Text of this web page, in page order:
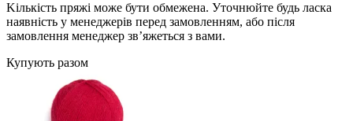
Kількість пряжі може бути обмежена. Уточнюйте будь ласка
наявність у менеджерів перед замовленням, або після
замовлення менеджер зв’яжеться з вами.
Купують разом